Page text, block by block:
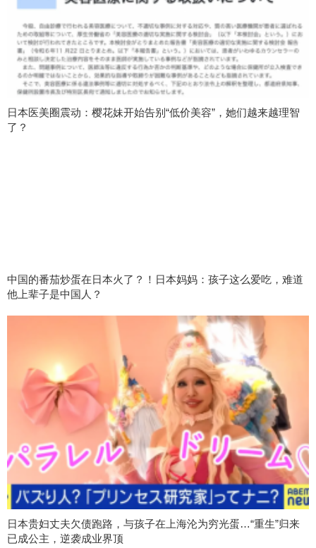
日本医美圈震动：樱花妹开始告别“低价美容”，她们越来越理智
了？
中国的番茄炒蛋在日本火了？！日本妈妈：孩子这么爱吃，难道
他上辈子是中国人？
日本贵妇丈夫欠债跑路，与孩子在上海沦为穷光蛋…“重生”归来
已成公主，逆袭成业界顶